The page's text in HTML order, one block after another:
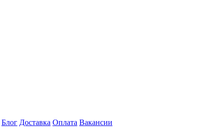
Блог Доставка Оплата Вакансии